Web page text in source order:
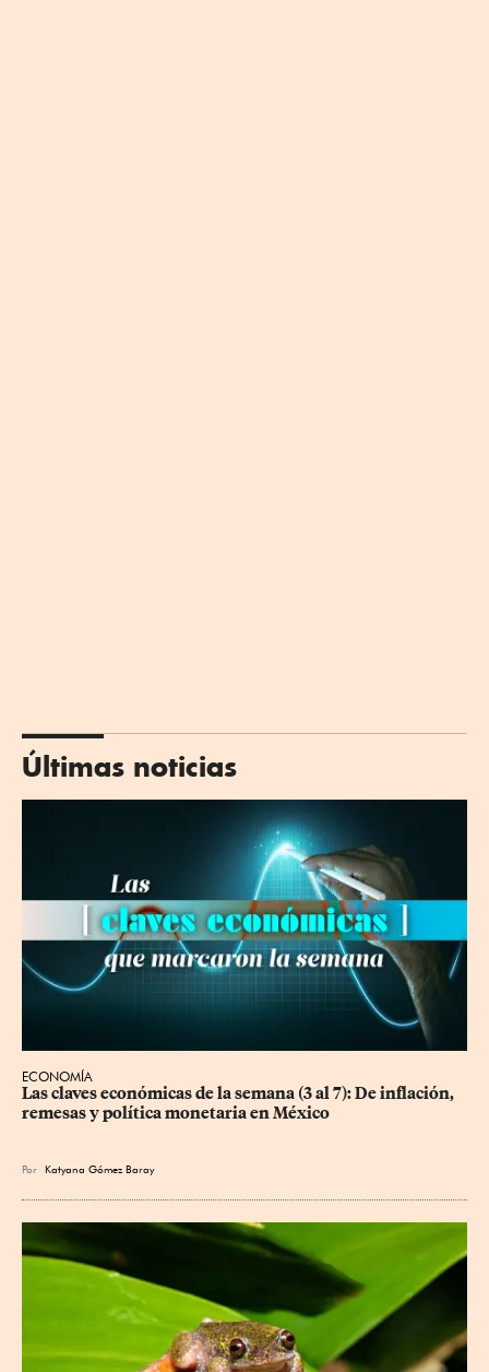
Últimas noticias
ECONOMÍA
Las claves económicas de la semana (3 al 7): De inflación,
remesas y política monetaria en México
Por Katyana Gómez Baray